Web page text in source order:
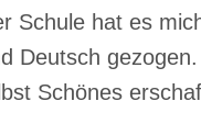
Schule hat es
Deutsch
Schönes